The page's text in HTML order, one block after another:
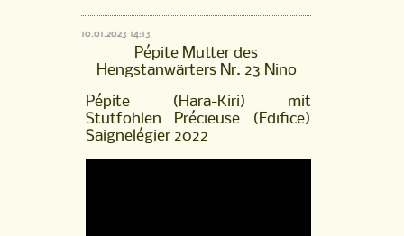
Neverland
aus
der
Pépite
(Hara-
Kiri),
Saignelégier
2021
10.01.2023 14:13
Pépite Mutter des
Hengstanwärters Nr. 23 Nino
Pépite (Hara-Kiri) mit
Stutfohlen Précieuse (Edifice)
Saignelégier 2022